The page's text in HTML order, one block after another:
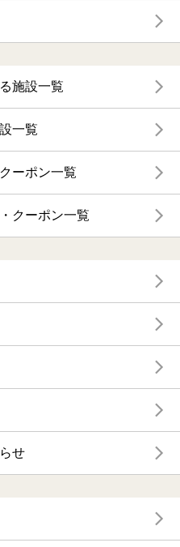
施設一覧
一覧
ーポン一覧
クーポン一覧
せ